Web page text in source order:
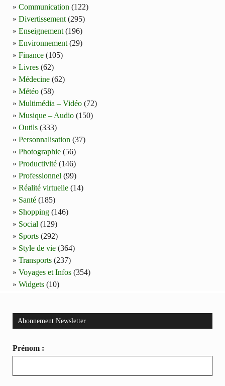
Communication (122)
Divertissement (295)
Enseignement (196)
Environnement (29)
Finance (105)
Livres (62)
Médecine (62)
Météo (58)
Multimédia – Vidéo (72)
Musique – Audio (150)
Outils (333)
Personnalisation (37)
Photographie (56)
Productivité (146)
Professionnel (99)
Réalité virtuelle (14)
Santé (185)
Shopping (146)
Social (129)
Sports (292)
Style de vie (364)
Transports (237)
Voyages et Infos (354)
Widgets (10)
Abonnement Newsletter
Prénom :